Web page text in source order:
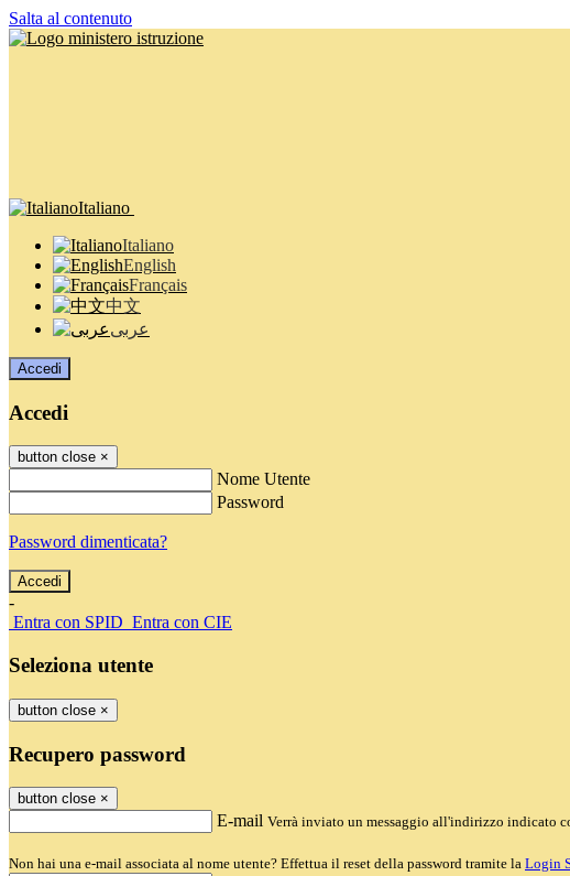
Salta al contenuto
Italiano
Italiano
English
Français
中文
عربى
Accedi
Accedi
button close ×
Nome Utente
Password
Password dimenticata?
-
Entra con SPID Entra con CIE
Seleziona utente
button close ×
Recupero password
button close ×
E-mail Verrà inviato un messaggio all'indirizzo indicato
Non hai una e-mail associata al nome utente? Effettua il reset della password tramite la Login